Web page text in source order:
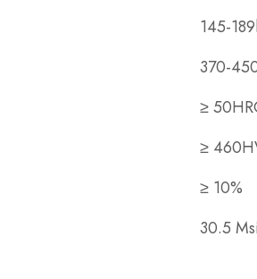
145-
370-
≥
≥
≥ 10%
30.5 Msi